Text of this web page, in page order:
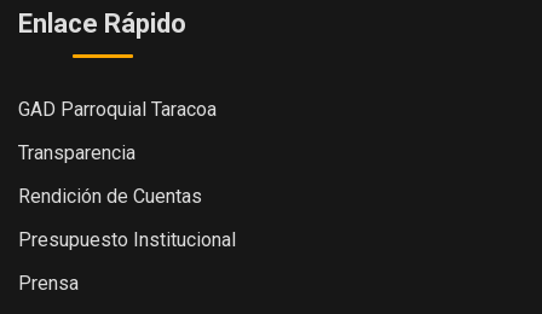
Enlace Rápido
GAD Parroquial Taracoa
Transparencia
Rendición de Cuentas
Presupuesto Institucional
Prensa